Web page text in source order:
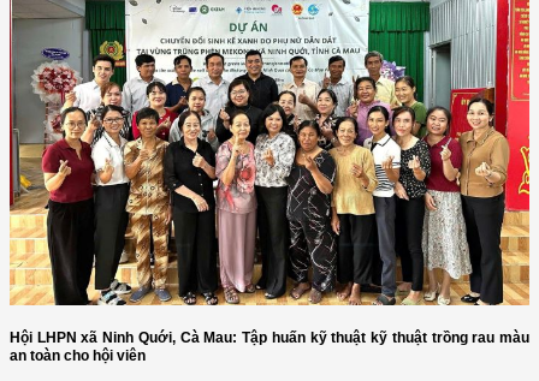
Hội LHPN xã Ninh Quới, Cà Mau: Tập huấn kỹ thuật kỹ thuật trồng rau màu
an toàn cho hội viên